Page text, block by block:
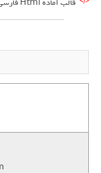
قالب آماده Html فارسی به نام Eden ( بهشت )